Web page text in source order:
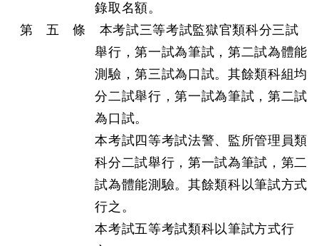
錄取名額。
第 五 條 本考試三等考試監獄官類科分三試
舉行，第一試為筆試，第二試為體能
測驗，第三試為口試。其餘類科組均
分二試舉行，第一試為筆試，第二試
為口試。
本考試四等考試法警、監所管理員類
科分二試舉行，第一試為筆試，第二
試為體能測驗。其餘類科以筆試方式
行之。
本考試五等考試類科以筆試方式行